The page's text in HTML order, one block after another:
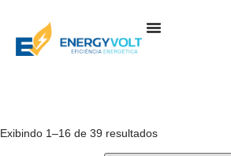
Exibindo 1–16 de 39 resultados